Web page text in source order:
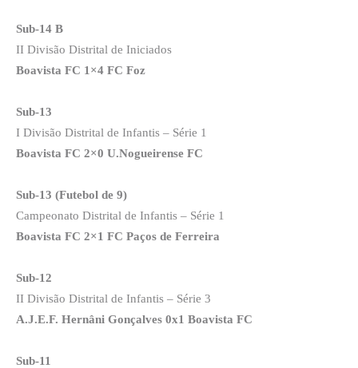
Sub-14 B
II Divisão Distrital de Iniciados
Boavista FC 1×4 FC Foz
Sub-13
I Divisão Distrital de Infantis – Série 1
Boavista FC 2×0 U.Nogueirense FC
Sub-13 (Futebol de 9)
Campeonato Distrital de Infantis – Série 1
Boavista FC 2×1 FC Paços de Ferreira
Sub-12
II Divisão Distrital de Infantis – Série 3
A.J.E.F. Hernâni Gonçalves 0x1 Boavista FC
Sub-11